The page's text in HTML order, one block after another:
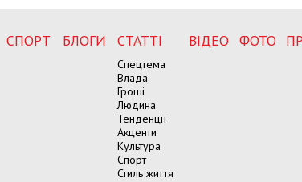
СПОРТ БЛОГИ СТАТТІ
Спецтема
Влада
Гроші
Людина
Тенденції
Акценти
Культура
Спорт
Стиль життя
ВІДЕО ФОТО